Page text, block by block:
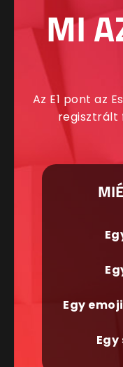
MI
Az E1 pont az
regisztrált
Egy